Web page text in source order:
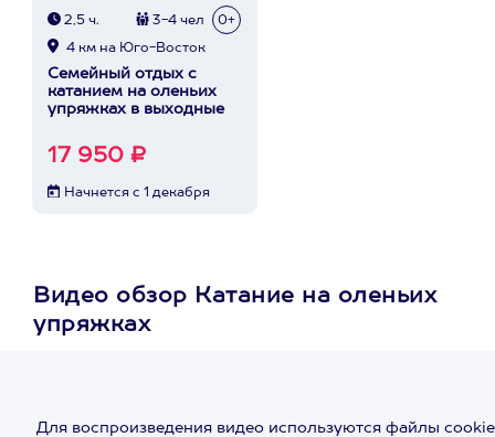
2,5 ч. 3-4 чел 0+
4 км на Юго-Восток
Семейный отдых с
катанием на оленьих
упряжках в выходные
17 950 ₽
Начнется с 1 декабря
Видео обзор Катание на оленьих
упряжках
Для воспроизведения видео используются файлы cookie